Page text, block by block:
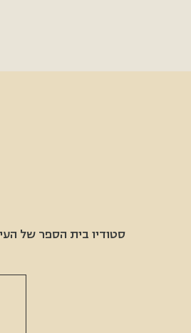
סטודיו בית הספר של